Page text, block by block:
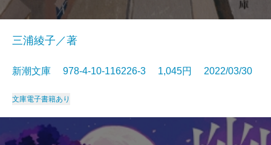
三浦綾子／著
新潮文庫 978-4-10-116226-3 1,045円 2022/03/30
文庫電子書籍あり